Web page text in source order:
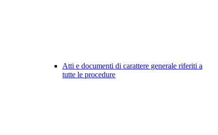
Atti e documenti di carattere generale riferiti a
tutte le procedure